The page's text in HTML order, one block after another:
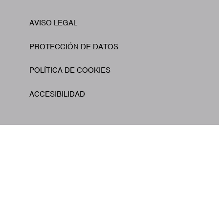
Footer
AVISO LEGAL
PROTECCIÓN DE DATOS
POLÍTICA DE COOKIES
ACCESIBILIDAD